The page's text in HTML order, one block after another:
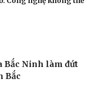
ngã chồng cũ của